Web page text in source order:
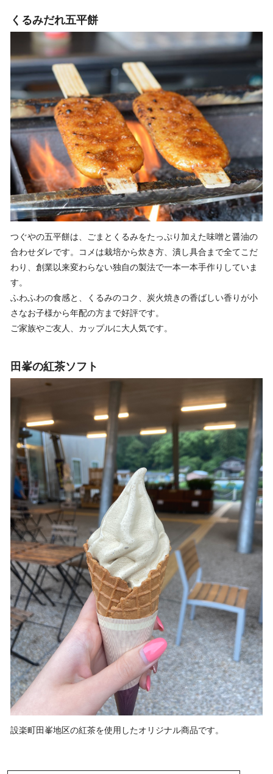
くるみだれ五平餅
つぐやの五平餅は、ごまとくるみをたっぷり加えた味噌と醤油の
合わせダレです。コメは栽培から炊き方、潰し具合まで全てこだ
わり、創業以来変わらない独自の製法で一本一本手作りしていま
す。
ふわふわの食感と、くるみのコク、炭火焼きの香ばしい香りが小
さなお子様から年配の方まで好評です。
ご家族やご友人、カップルに大人気です。
田峯の紅茶ソフト
設楽町田峯地区の紅茶を使用したオリジナル商品です。